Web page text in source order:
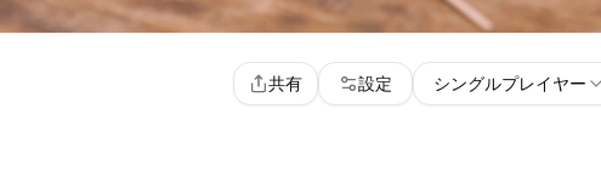
共有 設定 シングルプレイヤー